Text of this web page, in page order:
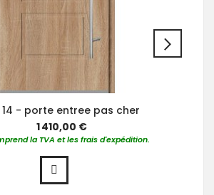
14 - porte entree pas cher
1 410,00 €
la TVA et les frais d'expédition.